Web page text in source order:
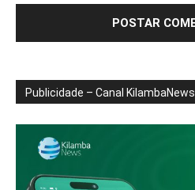
Publicidade – Canal KilambaNews